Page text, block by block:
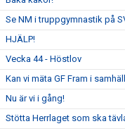
Se NM i truppgymnastik på
HJÄLP!
Vecka 44 - Höstlov
Kan vi mäta GF Fram i
Nu är vi i gång!
Stötta Herrlaget som ska